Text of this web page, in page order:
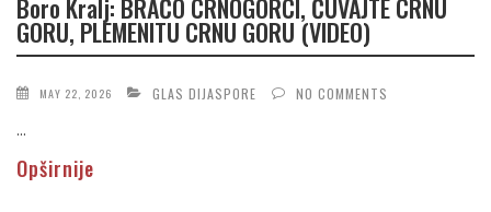
Boro Kralj: BRAĆO CRNOGORCI, ČUVAJTE CRNU
GORU, PLEMENITU CRNU GORU (VIDEO)
MAY 22, 2026 GLAS DIJASPORE NO COMMENTS
...
Opširnije